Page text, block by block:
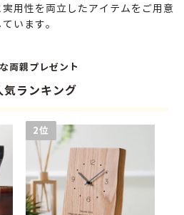
用性を両立したアイテムをご用意
ています。
両親プレゼント
気ランキング